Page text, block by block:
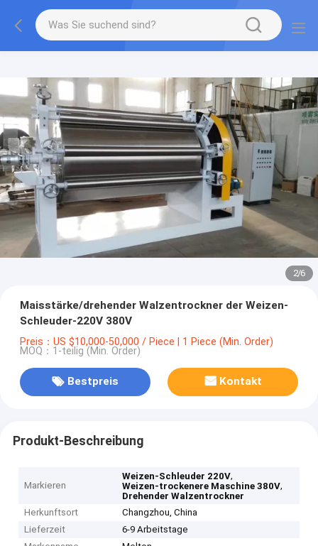
2/6
Maisstärke/drehender Walzentrockner der Weizen-
Schleuder-220V 380V
Preis：US $10,000-50,000 / Piece | 1 Piece (Min. Order)
MOQ：1-teilig (Min. Order)
Bestpreis Kontakt
Produkt-Beschreibung
Markieren
Weizen-Schleuder 220V,
Weizen-trockenere Maschine 380V,
Drehender Walzentrockner
Herkunftsort
Changzhou, China
Lieferzeit
6-9 Arbeitstage